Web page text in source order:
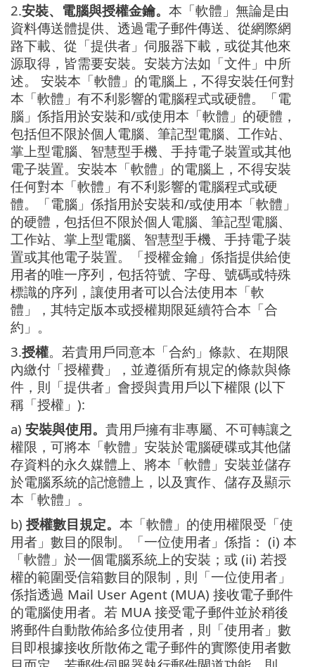
2.安裝、電腦與授權金鑰。 本「軟體」無論是由
資料傳送體提供、透過電子郵件傳送、從網際網
路下載、從「提供者」伺服器下載，或從其他來
源取得，皆需要安裝。安裝方法如「文件」中所
述。 安裝本「軟體」的電腦上，不得安裝任何對
本「軟體」有不利影響的電腦程式或硬體。「電
腦」係指用於安裝和/或使用本「軟體」的硬體，
包括但不限於個人電腦、筆記型電腦、工作站、
掌上型電腦、智慧型手機、手持電子裝置或其他
電子裝置。安裝本「軟體」的電腦上，不得安裝
任何對本「軟體」有不利影響的電腦程式或硬
體。「電腦」係指用於安裝和/或使用本「軟體」
的硬體，包括但不限於個人電腦、筆記型電腦、
工作站、掌上型電腦、智慧型手機、手持電子裝
置或其他電子裝置。「授權金鑰」係指提供給使
用者的唯一序列，包括符號、字母、號碼或特殊
標識的序列，讓使用者可以合法使用本「軟
體」，其特定版本或授權期限延續符合本「合
約」。
3.授權。若貴用戶同意本「合約」條款、在期限
內繳付「授權費」，並遵循所有規定的條款與條
件，則「提供者」會授與貴用戶以下權限 (以下
稱「授權」):
a) 安裝與使用。 貴用戶擁有非專屬、不可轉讓之
權限，可將本「軟體」安裝於電腦硬碟或其他儲
存資料的永久媒體上、將本「軟體」安裝並儲存
於電腦系統的記憶體上，以及實作、儲存及顯示
本「軟體」。
b) 授權數目規定。 本「軟體」的使用權限受「使
用者」數目的限制。「一位使用者」係指： (i) 本
「軟體」於一個電腦系統上的安裝；或 (ii) 若授
權的範圍受信箱數目的限制，則「一位使用者」
係指透過 Mail User Agent (MUA) 接收電子郵件
的電腦使用者。若 MUA 接受電子郵件並於稍後
將郵件自動散佈給多位使用者，則「使用者」數
目即根據接收所散佈之電子郵件的實際使用者數